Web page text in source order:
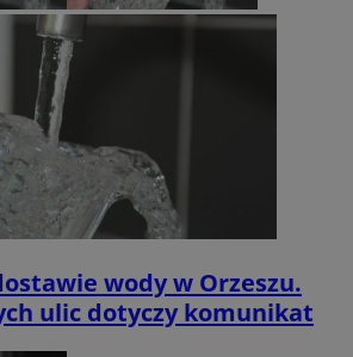
wody w Orzeszu.
ulic dotyczy komunikat